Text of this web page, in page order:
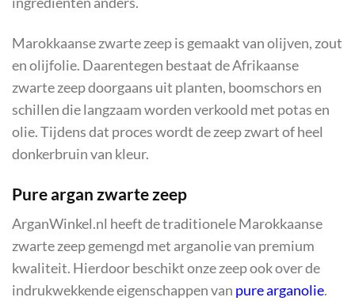
Marokkaanse zwarte zeep is gemaakt van olijven, zout
en olijfolie. Daarentegen bestaat de Afrikaanse
zwarte zeep doorgaans uit planten, boomschors en
schillen die langzaam worden verkoold met potas en
olie. Tijdens dat proces wordt de zeep zwart of heel
donkerbruin van kleur.
Pure argan zwarte zeep
ArganWinkel.nl heeft de traditionele Marokkaanse
zwarte zeep gemengd met arganolie van premium
kwaliteit. Hierdoor beschikt onze zeep ook over de
indrukwekkende eigenschappen van pure arganolie.